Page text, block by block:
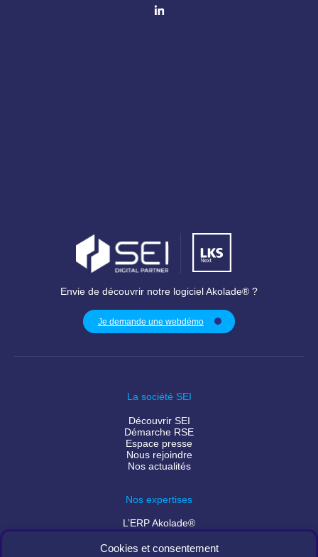
Cookies et consentement
Envie de découvrir notre logiciel Akolade® ?
Je demande une webdémo
La société SEI
Découvrir SEI
Démarche RSE
Espace presse
Nous rejoindre
Nos actualités
Nos expertises
L’ERP Akolade®
Façonnez votre Akolade®
Services numériques